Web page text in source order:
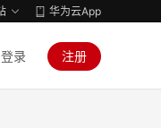
华为云App
登录 注册